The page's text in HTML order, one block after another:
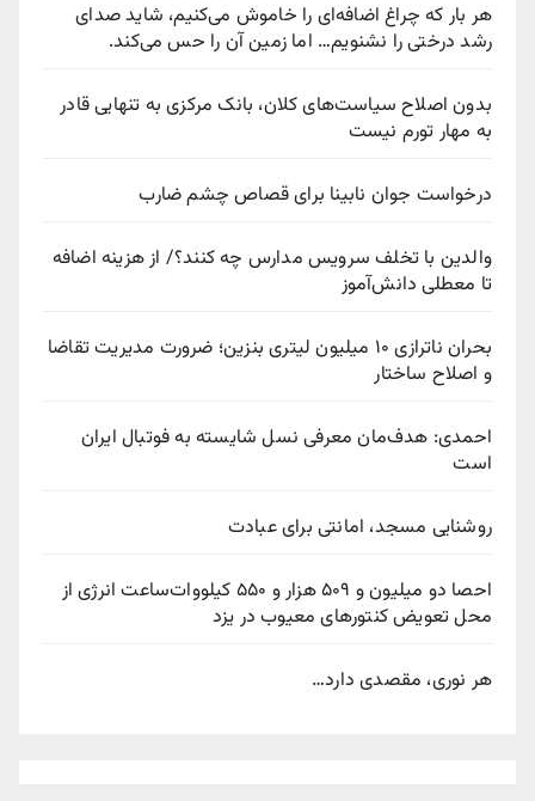
هر بار که چراغ اضافه‌ای را خاموش می‌کنیم، شاید صدای
رشد درختی را نشنویم… اما زمین آن را حس می‌کند.
بدون اصلاح سیاست‌های کلان، بانک مرکزی به تنهایی قادر
به مهار تورم نیست
درخواست جوان نابینا برای قصاص چشم ضارب
والدین با تخلف سرویس مدارس چه کنند؟/ از هزینه اضافه
تا معطلی دانش‌آموز
بحران ناترازی ۱۰ میلیون لیتری بنزین؛ ضرورت مدیریت تقاضا
و اصلاح ساختار
احمدی: هدف‌مان معرفی نسل شایسته به فوتبال ایران
است
روشنایی مسجد، امانتی برای عبادت
احصا دو میلیون و ۵۰۹ هزار و ۵۵۰ کیلووات‌ساعت انرژی از
محل تعویض کنتورهای معیوب در یزد
هر نوری، مقصدی دارد…